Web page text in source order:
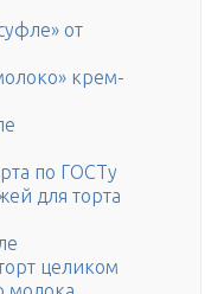
от
крем-
по ГОСТу
для торта
целиком